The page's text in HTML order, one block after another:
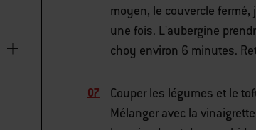
moyen, le couvercle
une fois. L'aubergine
choy environ 6 minutes.
Couper les légumes et le
Mélanger avec la